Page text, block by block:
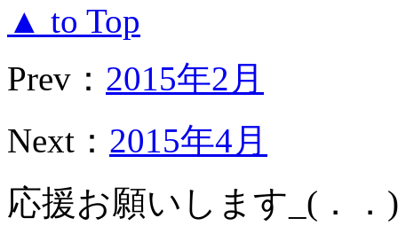
▲ to Top
Prev： 2015年2月
Next： 2015年4月
応援お願いします_(．．